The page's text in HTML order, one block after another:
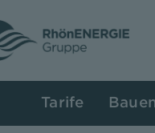
Tarife